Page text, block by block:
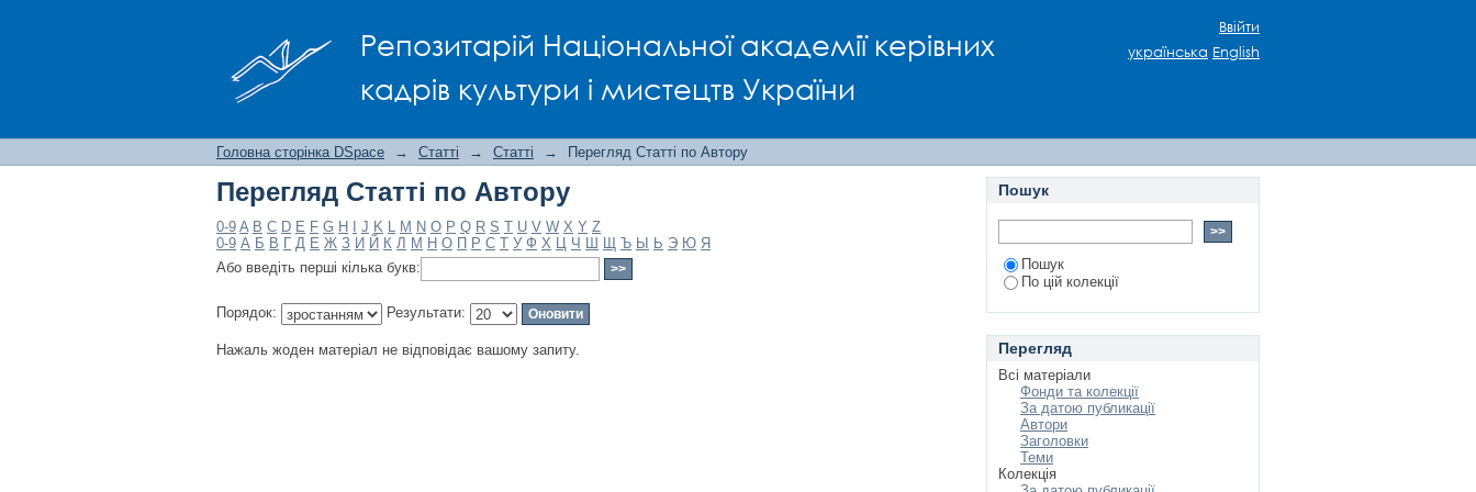
Репозитарій Національної академії керівних
кадрів культури і мистецтв України
Ввійти
українська English
Головна сторінка DSpace → Статті → Статті → Перегляд Статті по Автору
Перегляд Статті по Автору
0-9 A B C D E F G H J K L M N O P Q R S T U V W X Y Z
0-9 А Б В Г Д Е Ж З И Й К Л М Н О П Р С Т У Ф Х Ц Ч Ш Щ Ъ Ы Ь Э Ю Я
Або введіть перші кілька букв:
Порядок: Результати:
Нажаль жоден матеріал не відповідає вашому запиту.
Пошук
Пошук
По цій колекції
Перегляд
Всі матеріали
Фонди та колекції
За датою публикації
Автори
Заголовки
Теми
Колекція